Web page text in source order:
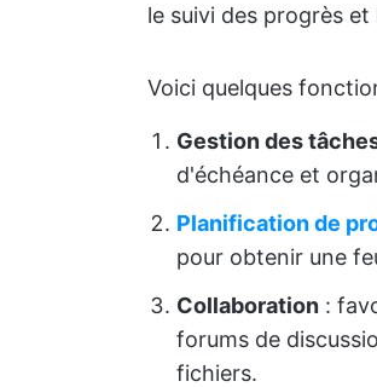
le suivi des progrès et
Voici quelques
Gestion des
d'échéance et
Planification de
pour obtenir une
Collaboration :
forums de
fichiers.